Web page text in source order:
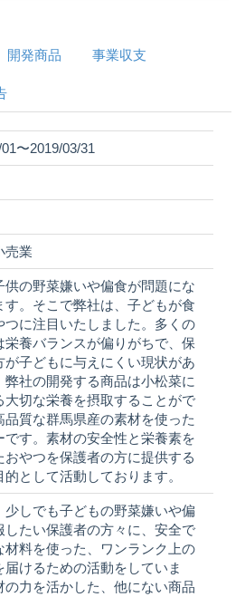
開発商品 事業収支
〜2019/03/31
売業
供の野菜嫌いや偏食が問題にな
す。そこで弊社は、子どもが食
つに注目いたしました。多くの
栄養バランスが偏りがちで、保
が子どもに与えにくい現状があ
弊社の開発する商品は小松菜に
大切な栄養を摂取することがで
品質な群馬県産の素材を使った
です。素材の安全性と栄養素を
おやつを保護者の方に提供する
的として活動しております。
少しでも子どもの野菜嫌いや偏
したい保護者の方々に、安全で
材料を使った、ワンランク上の
届けるための活動をしていま
の力を活かした、他にない商品